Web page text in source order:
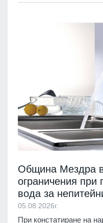
Община Мездра
ограничения при
вода за
05.08.2026г.
При констатиране на